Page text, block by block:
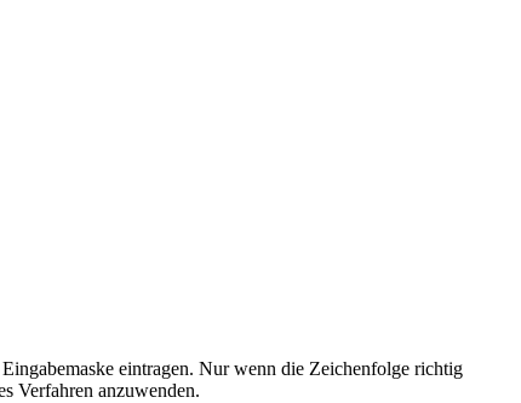
eintragen. Nur wenn die Zeichenfolge richtig
Verfahren anzuwenden.